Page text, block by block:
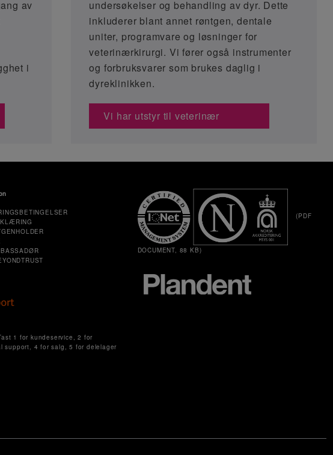
av
i
undersøkelser og behandling av dyr. Dette
inkluderer blant annet røntgen, dentale
uniter, programvare og løsninger for
veterinærkirurgi. Vi fører også instrumenter
og forbruksvarer som brukes daglig i
dyreklinikken.
Vi har utstyr til veterinær
1 for kundeservice, 2 for
support, 4 for salg, 5 for delelager
(PDF
DOCUMENT, 88 KB)